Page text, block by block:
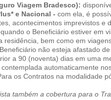
Viagem Bradesco):
e Nacional - com ela, é
acontecimentos imprevistos e
o Beneficiário estiver em
residência, bem como em
não esteja afastado
a 90 (noventa) dias em uma
automaticamente
os Contratos na modalidade
também a cobertura para o